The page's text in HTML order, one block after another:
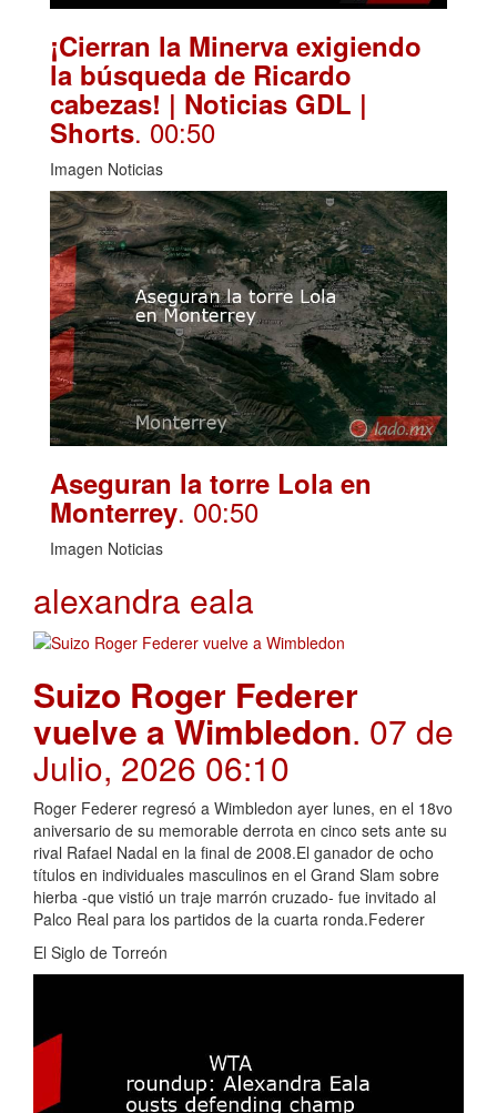
¡Cierran la Minerva exigiendo
la búsqueda de Ricardo
cabezas! | Noticias GDL |
Shorts. 00:50
Imagen Noticias
Aseguran la torre Lola en
Monterrey. 00:50
Imagen Noticias
alexandra eala
Suizo Roger Federer
vuelve a Wimbledon. 07 de
Julio, 2026 06:10
Roger Federer regresó a Wimbledon ayer lunes, en el 18vo
aniversario de su memorable derrota en cinco sets ante su
rival Rafael Nadal en la final de 2008.El ganador de ocho
títulos en individuales masculinos en el Grand Slam sobre
hierba -que vistió un traje marrón cruzado- fue invitado al
Palco Real para los partidos de la cuarta ronda.Federer
El Siglo de Torreón